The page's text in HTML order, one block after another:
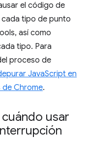
el código de
cada tipo de punto
así como
tipo. Para
proceso de
JavaScript en
de Chrome.
usar